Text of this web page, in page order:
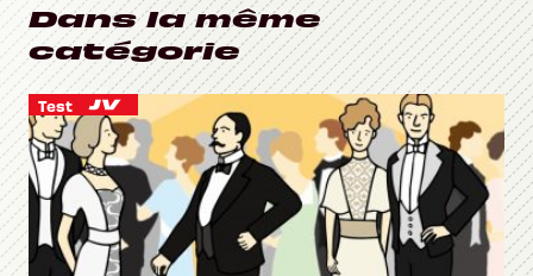
Dans la même
catégorie
Test